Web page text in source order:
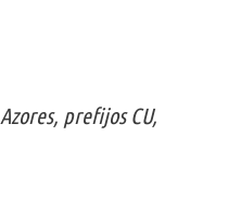
prefijos CU,